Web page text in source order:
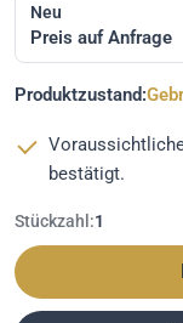
Neu
Preis auf Anfrage
Produktzustand:
bestätigt.
Stückzahl:1